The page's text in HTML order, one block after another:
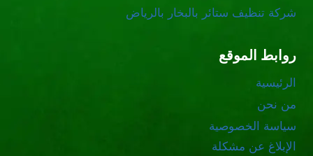
شركة تنظيف ستائر بالبخار بالرياض
روابط الموقع
الرئيسية
من نحن
سياسة الخصوصية
الإبلاغ عن مشكلة